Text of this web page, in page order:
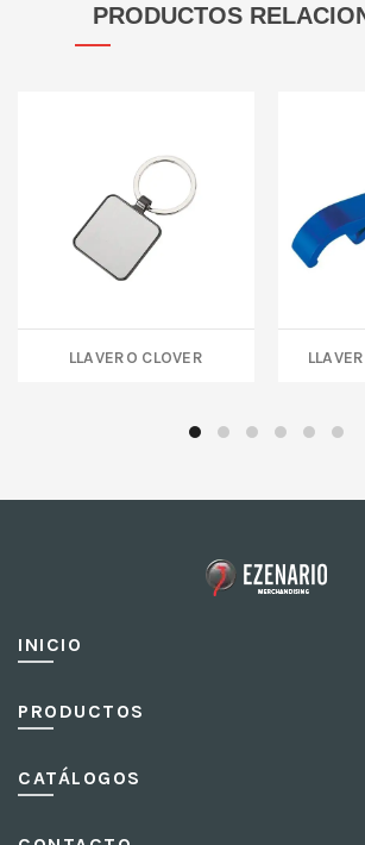
PRODUCTOS
LLAVERO CLOVER
INICIO
PRODUCTOS
CATÁLOGOS